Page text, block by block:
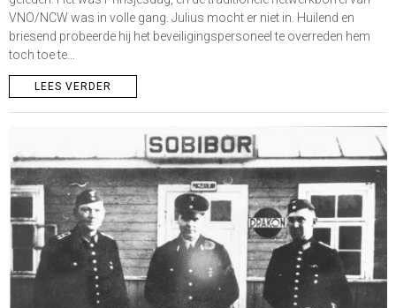
VNO/NCW was in volle gang. Julius mocht er niet in. Huilend en
briesend probeerde hij het beveiligingspersoneel te overreden hem
toch toe te…
LEES VERDER